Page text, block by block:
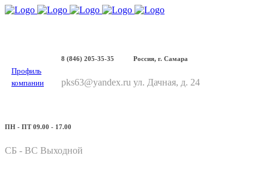
Профиль
компании
8 (846) 205-35-35
pks63@yandex.ru
Россия, г. Самара
ул. Дачная, д. 24
ПН - ПТ 09.00 - 17.00
СБ - ВС Выходной